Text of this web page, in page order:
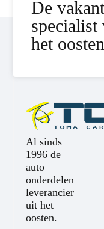
De
specialist
het oosten
Al sinds
1996 de
auto
onderdelen
leverancier
uit het
oosten.